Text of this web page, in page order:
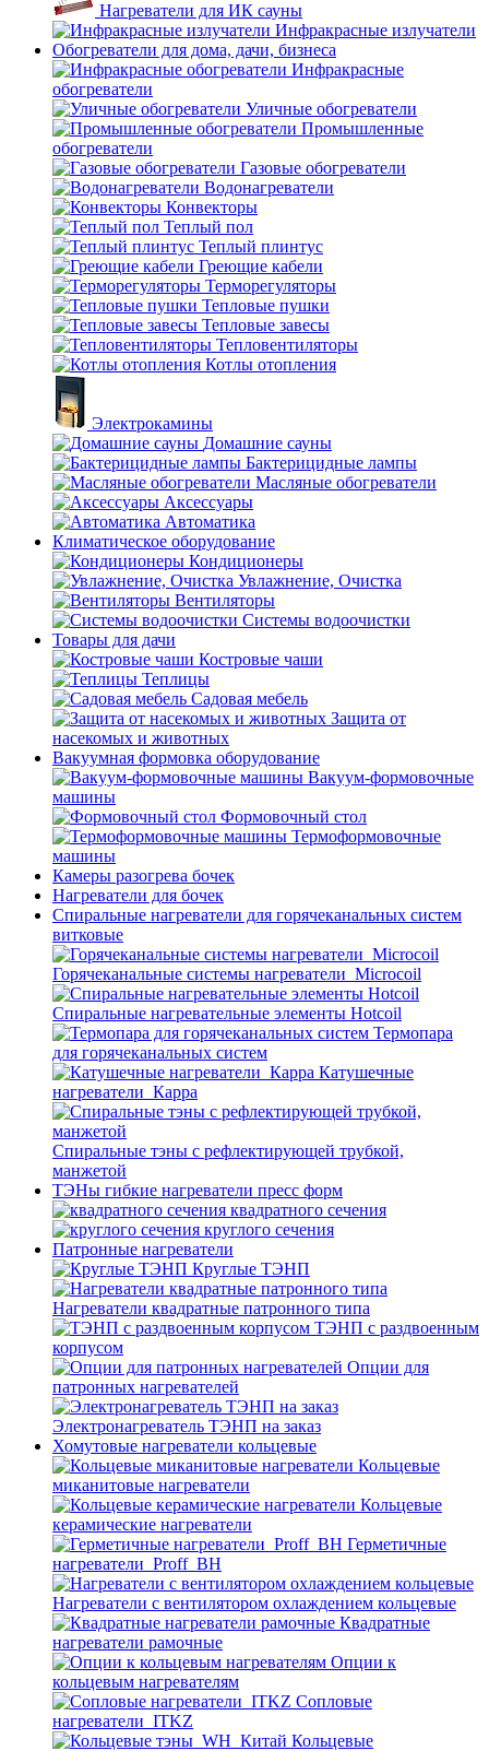
Нагреватели для ИК сауны
Инфракрасные излучатели
Обогреватели для дома, дачи, бизнеса
Инфракрасные
обогреватели
Уличные обогреватели
Промышленные
обогреватели
Газовые обогреватели
Водонагреватели
Конвекторы
Теплый пол
Теплый плинтус
Греющие кабели
Терморегуляторы
Тепловые пушки
Тепловые завесы
Тепловентиляторы
Котлы отопления
Электрокамины
Домашние сауны
Бактерицидные лампы
Масляные обогреватели
Аксессуары
Автоматика
Климатическое оборудование
Кондиционеры
Увлажнение, Очистка
Вентиляторы
Системы водоочистки
Товары для дачи
Костровые чаши
Теплицы
Садовая мебель
Защита от
насекомых и животных
Вакуумная формовка оборудование
Вакуум-формовочные
машины
Формовочный стол
Термоформовочные
машины
Камеры разогрева бочек
Нагреватели для бочек
Спиральные нагреватели для горячеканальных систем
витковые
Горячеканальные системы нагреватели_Microcoil
Спиральные нагревательные элементы Hotcoil
Термопара
для горячеканальных систем
Катушечные
нагреватели_Карра
Спиральные тэны с рефлектирующей трубкой,
манжетой
ТЭНы гибкие нагреватели пресс форм
квадратного сечения
круглого сечения
Патронные нагреватели
Круглые ТЭНП
Нагреватели квадратные патронного типа
ТЭНП с раздвоенным
корпусом
Опции для
патронных нагревателей
Электронагреватель ТЭНП на заказ
Хомутовые нагреватели кольцевые
Кольцевые
миканитовые нагреватели
Кольцевые
керамические нагреватели
Герметичные
нагреватели_Proff_BH
Нагреватели с вентилятором охлаждением кольцевые
Квадратные
нагреватели рамочные
Опции к
кольцевым нагревателям
Cопловые
нагреватели_ITKZ
Кольцевые